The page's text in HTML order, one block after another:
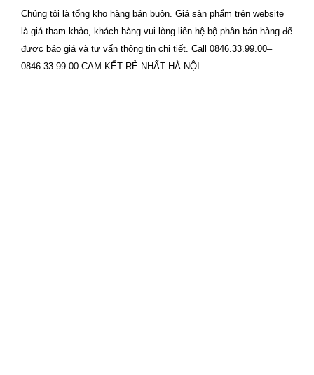
Chúng tôi là tổng kho hàng bán buôn. Giá sản phẩm trên website
là giá tham khảo, khách hàng vui lòng liên hệ bộ phân bán hàng để
được báo giá và tư vấn thông tin chi tiết. Call 0846.33.99.00–
0846.33.99.00 CAM KẾT RẺ NHẤT HÀ NỘI.